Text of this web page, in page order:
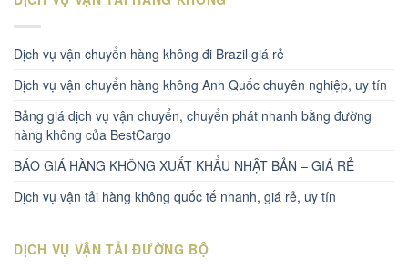
Dịch vụ vận chuyển hàng không đi Brazil giá rẻ
Dịch vụ vận chuyển hàng không Anh Quốc chuyên nghiệp, uy tín
Bảng giá dịch vụ vận chuyển, chuyển phát nhanh bằng đường
hàng không của BestCargo
BÁO GIÁ HÀNG KHÔNG XUẤT KHẨU NHẬT BẢN – GIÁ RẺ
Dịch vụ vận tải hàng không quốc tế nhanh, giá rẻ, uy tín
DỊCH VỤ VẬN TẢI ĐƯỜNG BỘ